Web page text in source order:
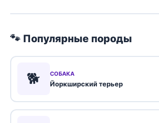
🐾 Популярные породы
🐕 СОБАКА
Йоркширский терьер